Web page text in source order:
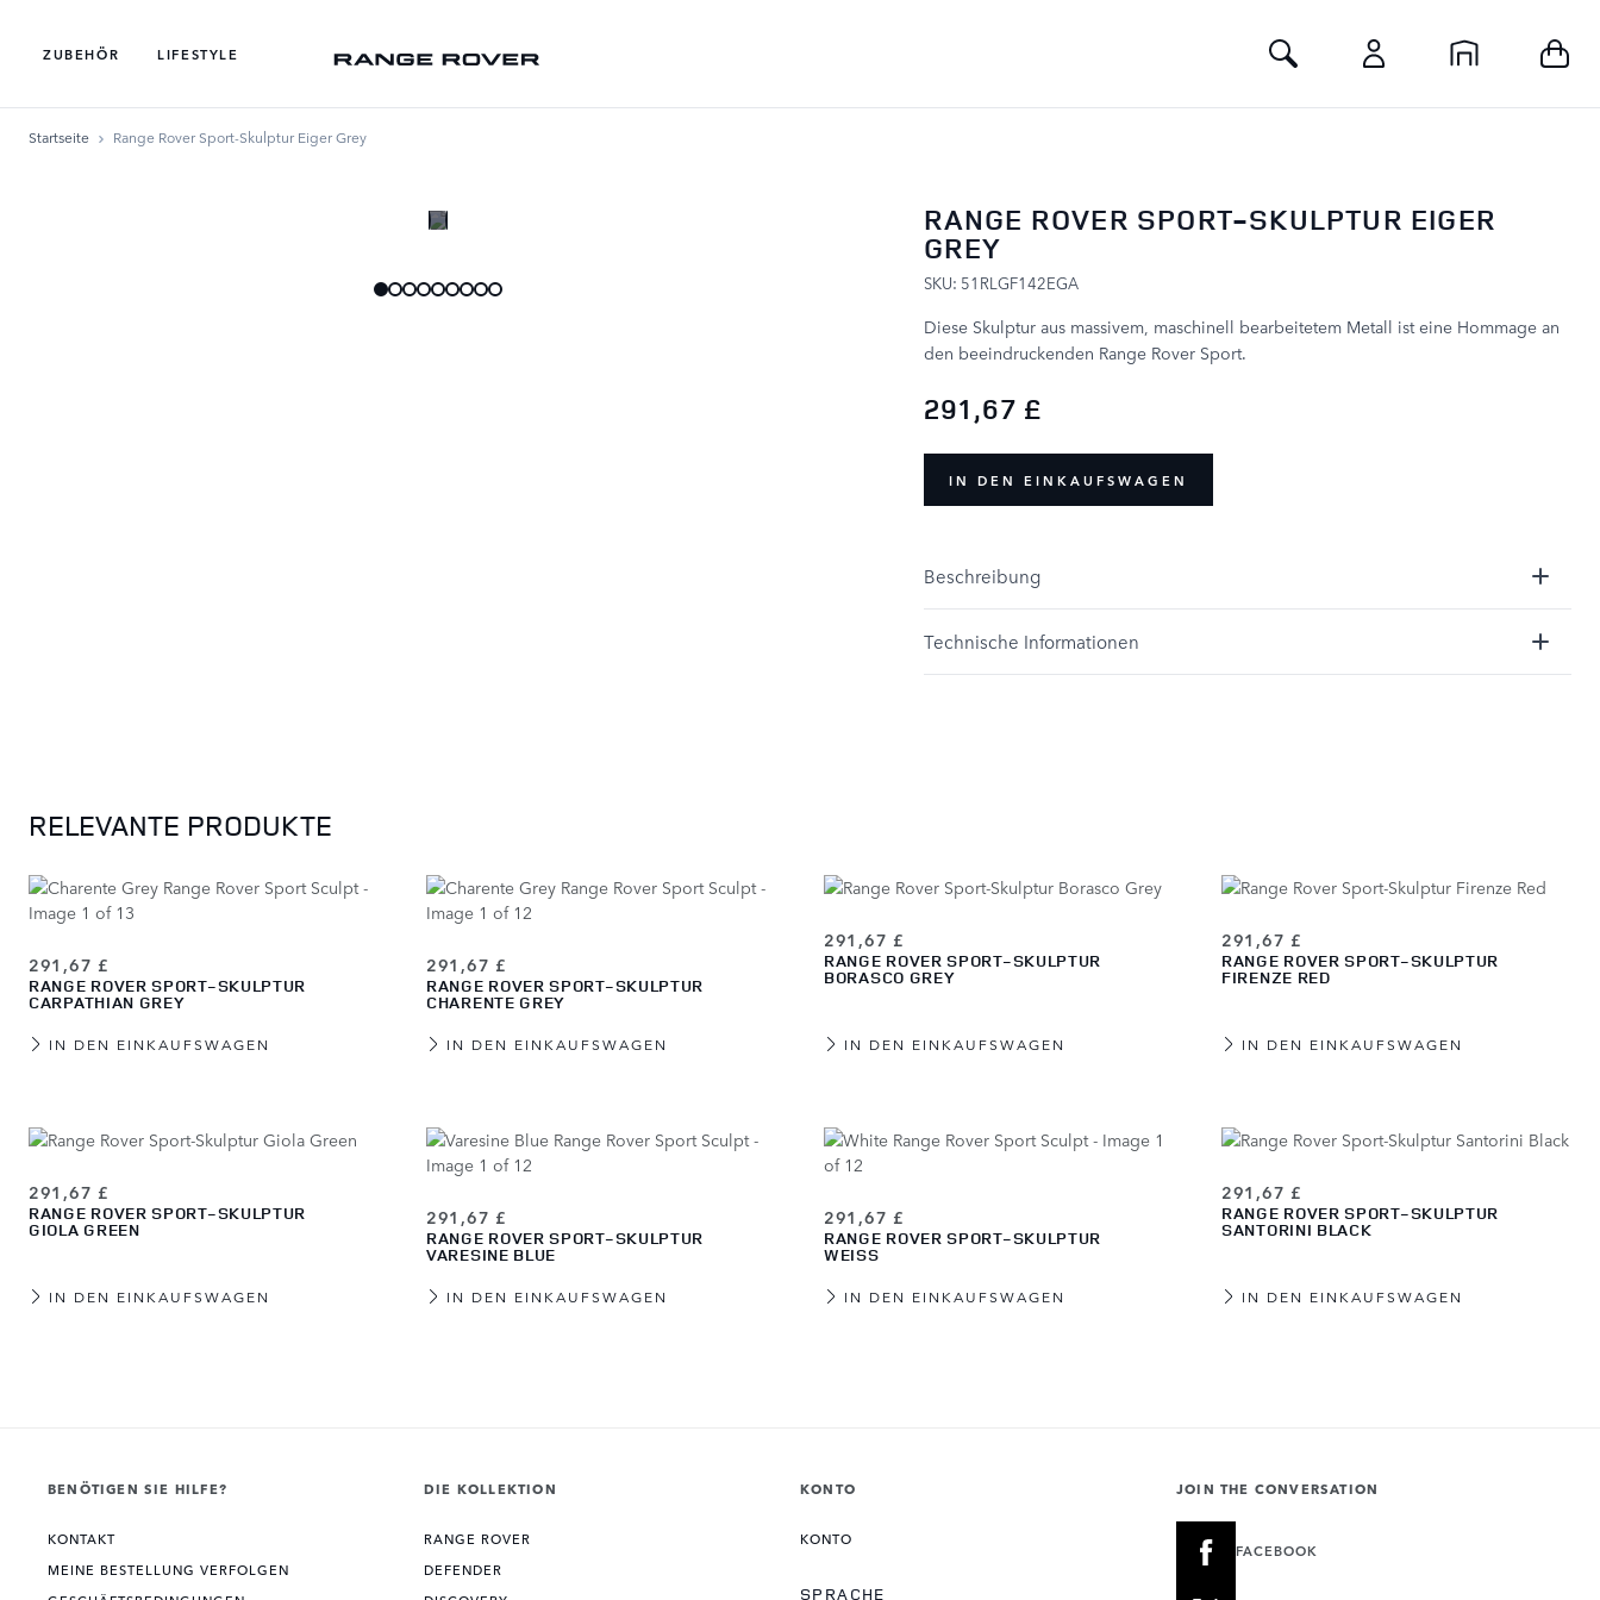
ZUBEHÖR
LIFESTYLE Toggle Search
Startseite Range Rover Sport-Skulptur Eiger Grey
RANGE ROVER SPORT-SKULPTUR EIGER
GREY
SKU: 51RLGF142EGA
Diese Skulptur aus massivem, maschinell bearbeitetem Metall ist eine Hommage an
den beeindruckenden Range Rover Sport.
291,67 £
IN DEN EINKAUFSWAGEN
Beschreibung
Technische Informationen
RELEVANTE PRODUKTE
291,67 £
RANGE ROVER SPORT-SKULPTUR
CARPATHIAN GREY
IN DEN EINKAUFSWAGEN
291,67 £
RANGE ROVER SPORT-SKULPTUR
CHARENTE GREY
IN DEN EINKAUFSWAGEN
291,67 £
RANGE ROVER SPORT-SKULPTUR
BORASCO GREY
IN DEN EINKAUFSWAGEN
291,67 £
RANGE ROVER SPORT-SKULPTUR
FIRENZE RED
IN DEN EINKAUFSWAGEN
291,67 £
RANGE ROVER SPORT-SKULPTUR
GIOLA GREEN
IN DEN EINKAUFSWAGEN
291,67 £
RANGE ROVER SPORT-SKULPTUR
VARESINE BLUE
IN DEN EINKAUFSWAGEN
291,67 £
RANGE ROVER SPORT-SKULPTUR
WEISS
IN DEN EINKAUFSWAGEN
291,67 £
RANGE ROVER SPORT-SKULPTUR
SANTORINI BLACK
IN DEN EINKAUFSWAGEN
BENÖTIGEN SIE HILFE?
KONTAKT
MEINE BESTELLUNG VERFOLGEN
DIE KOLLEKTION
RANGE ROVER
DEFENDER
KONTO
KONTO
SPRACHE
JOIN THE CONVERSATION
FACEBOOK